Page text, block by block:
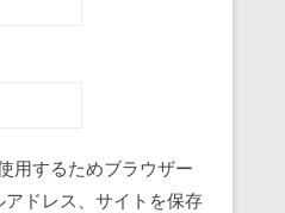
用するためブラウザー
ドレス、サイトを保存